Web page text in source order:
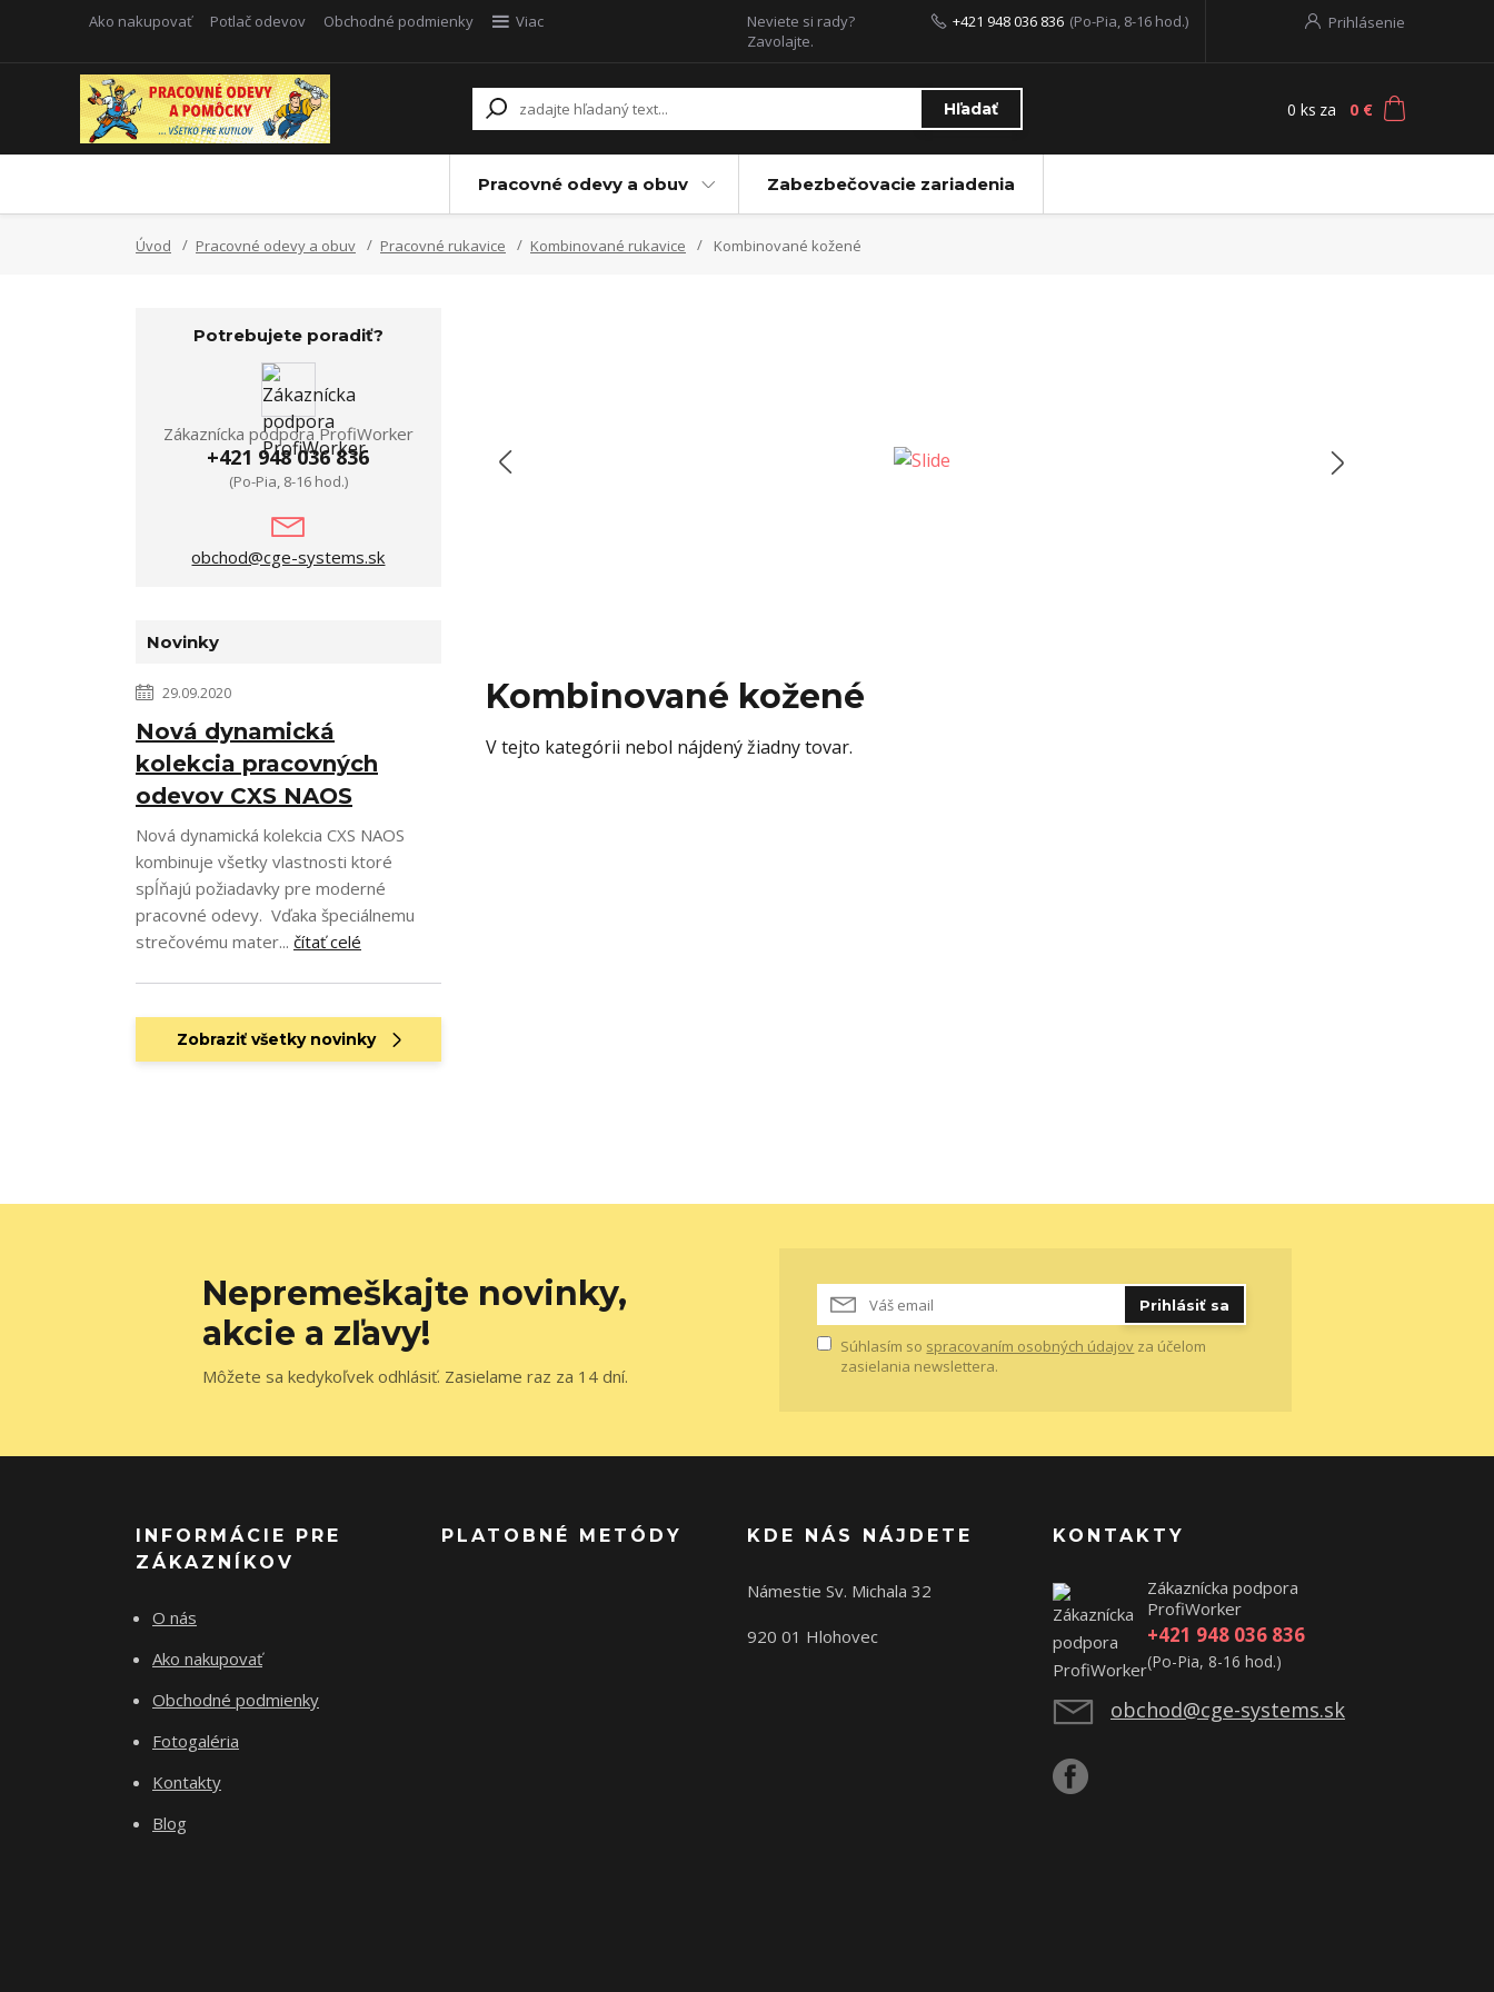
Ako nakupovať Potlač odevov Obchodné podmienky Viac Prihlásenie
Hľadať
Neviete si rady?
Zavolajte.
+421 948 036 836 (Po-Pia, 8-16 hod.)
0 ks za 0 €
Pracovné odevy a obuv Zabezbečovacie zariadenia
Úvod Pracovné odevy a obuv Pracovné rukavice Kombinované rukavice Kombinované kožené
Kombinované kožené
V tejto kategórii nebol nájdený žiadny tovar.
Potrebujete poradiť?
Zákaznícka podpora ProfiWorker
+421 948 036 836
(Po-Pia, 8-16 hod.)
obchod@cge-systems.sk
Novinky
29.09.2020
Nová dynamická
kolekcia pracovných
odevov CXS NAOS
Nová dynamická kolekcia CXS NAOS
kombinuje všetky vlastnosti ktoré
spĺňajú požiadavky pre moderné
pracovné odevy. Vďaka špeciálnemu
strečovému mater... čítať celé
Zobraziť všetky novinky
Nepremeškajte novinky,
akcie a zľavy!
Môžete sa kedykoľvek odhlásiť. Zasielame raz za 14 dní.
Prihlásiť sa
Súhlasím so spracovaním osobných údajov za účelom
zasielania newslettera.
INFORMÁCIE PRE
ZÁKAZNÍKOV
O nás
Ako nakupovať
Obchodné podmienky
Fotogaléria
Kontakty
Blog
PLATOBNÉ METÓDY KDE NÁS NÁJDETE
Námestie Sv. Michala 32
920 01 Hlohovec
KONTAKTY
Zákaznícka podpora
ProfiWorker
+421 948 036 836
(Po-Pia, 8-16 hod.)
obchod@cge-systems.sk